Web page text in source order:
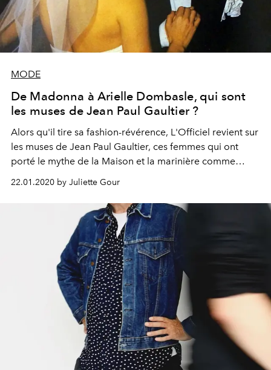
MODE
De Madonna à Arielle Dombasle, qui sont
les muses de Jean Paul Gaultier ?
Alors qu'il tire sa fashion-révérence, L'Officiel revient sur
les muses de Jean Paul Gaultier, ces femmes qui ont
porté le mythe de la Maison et la marinière comme
22.01.2020 by Juliette Gour